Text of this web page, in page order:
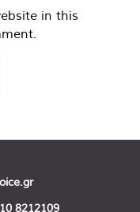
in this
8212109